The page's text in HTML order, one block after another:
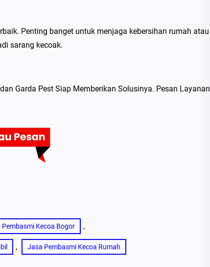
Penting banget untuk menjaga kebersihan rumah atau
sarang kecoak.
Garda Pest Siap Memberikan Solusinya. Pesan Layanan
Pembasmi Kecoa Bogor ,
, Jasa Pembasmi Kecoa Rumah